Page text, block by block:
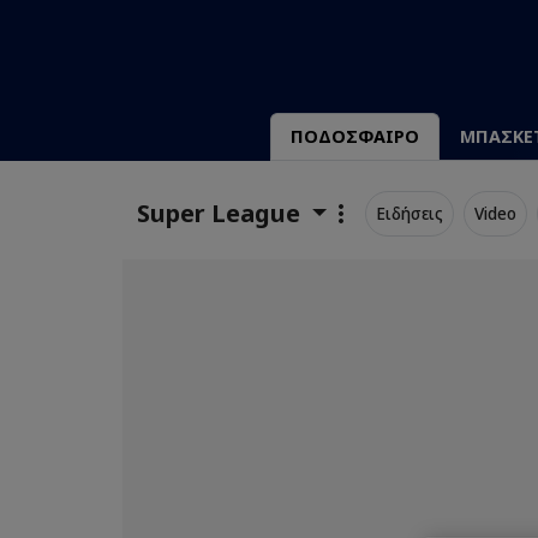
ΠΟΔΟΣΦΑΙΡΟ
Super League Ειδήσεις Video